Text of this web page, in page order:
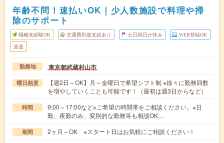
年齢不問！速払いOK｜少人数施設で料理や掃
除のサポート
職種未経験OK 交通費別途支給あり 土日祝日が休み WEB登録OK
派遣
勤務地 東京都武蔵村山市
曜日頻度
【週2日～OK】月～金曜日で希望シフト制 ※徐々に勤務回数
を増やしていくことも可能です！（最初は週3日からなど）
時間
9:00～17:00など※ご希望の時間帯をご相談ください。※日
勤、夜勤のみ、変則的な勤務等も相談OK…
期間 2ヶ月～OK ※スタート日はお気軽にご相談ください！